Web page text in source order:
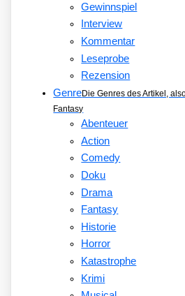
Gewinnspiel
Interview
Kommentar
Leseprobe
Rezension
GenreDie Genres des Artikel,
Fantasy
Abenteuer
Action
Comedy
Doku
Drama
Fantasy
Historie
Horror
Katastrophe
Krimi